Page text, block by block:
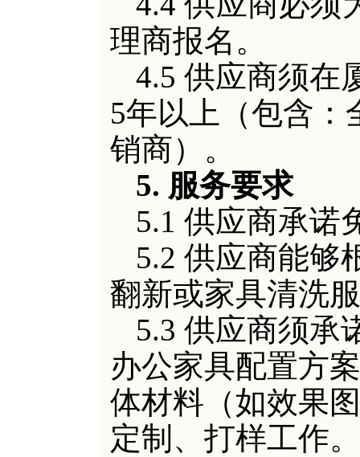
理商报名。
4.5 供应商须在
5年以上（包含：
销商） 。
5. 服务要求
5.1 供应商承诺
5.2 供应商能够
翻新或家具清洗
5.3 供应商须承
办公家具配置方
体材料（如效果
定制、打样工作。